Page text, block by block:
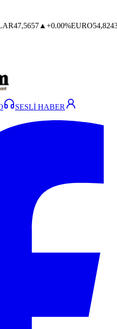
47,5657 ▲ +0.00%EURO
SESLİ HABER